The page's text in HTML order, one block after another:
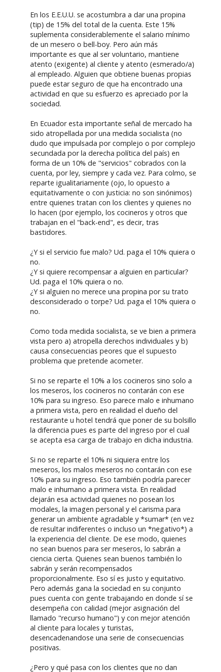
En los E.E.U.U. se acostumbra a dar una propina
(tip) de 15% del total de la cuenta. Este 15%
suplementa considerablemente el salario mínimo
de un mesero o bell-boy. Pero aún más
importante es que al ser voluntario, mantiene
atento (exigente) al cliente y atento (esmerado/a)
al empleado. Alguien que obtiene buenas propias
puede estar seguro de que ha encontrado una
actividad en que su esfuerzo es apreciado por la
sociedad.
En Ecuador esta importante señal de mercado ha
sido atropellada por una medida socialista (no
dudo que impulsada por complejo o por complejo
secundada por la derecha política del país) en
forma de un 10% de "servicios" cobrados con la
cuenta, por ley, siempre y cada vez. Para colmo, se
reparte igualitariamente (ojo, lo opuesto a
equitativamente o con justicia: no son sinónimos)
entre quienes tratan con los clientes y quienes no
lo hacen (por ejemplo, los cocineros y otros que
trabajan en el "back-end", es decir, tras
bastidores.
¿Y si el servicio fue malo? Ud. paga el 10% quiera o
no.
¿Y si quiere recompensar a alguien en particular?
Ud. paga el 10% quiera o no.
¿Y si alguien no merece una propina por su trato
desconsiderado o torpe? Ud. paga el 10% quiera o
no.
Como toda medida socialista, se ve bien a primera
vista pero a) atropella derechos individuales y b)
causa consecuencias peores que el supuesto
problema que pretende acometer.
Si no se reparte el 10% a los cocineros sino solo a
los meseros, los cocineros no contarán con ese
10% para su ingreso. Eso parece malo e inhumano
a primera vista, pero en realidad el dueño del
restaurante u hotel tendrá que poner de su bolsillo
la diferencia pues es parte del ingreso por el cual
se acepta esa carga de trabajo en dicha industria.
Si no se reparte el 10% ni siquiera entre los
meseros, los malos meseros no contarán con ese
10% para su ingreso. Eso también podría parecer
malo e inhumano a primera vista. En realidad
dejarán esa actividad quienes no posean los
modales, la imagen personal y el carisma para
generar un ambiente agradable y *sumar* (en vez
de resultar indiferentes o incluso un *negativo*) a
la experiencia del cliente. De ese modo, quienes
no sean buenos para ser meseros, lo sabrán a
ciencia cierta. Quienes sean buenos también lo
sabrán y serán recompensados
proporcionalmente. Eso sí es justo y equitativo.
Pero además gana la sociedad en su conjunto
pues cuenta con gente trabajando en donde sí se
desempeña con calidad (mejor asignación del
llamado "recurso humano") y con mejor atención
al cliente para locales y turistas,
desencadenandose una serie de consecuencias
positivas.
¿Pero y qué pasa con los clientes que no dan